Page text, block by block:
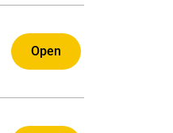
Open